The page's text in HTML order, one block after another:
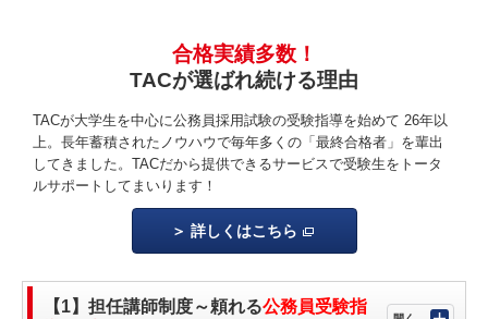
合格実績多数！
TACが選ばれ続ける理由
TACが大学生を中心に公務員採用試験の受験指導を始めて 26年以
上。長年蓄積されたノウハウで毎年多くの「最終合格者」を輩出
してきました。TACだから提供できるサービスで受験生をトータ
ルサポートしてまいります！
詳しくはこちら
【1】担任講師制度～頼れる公務員受験指